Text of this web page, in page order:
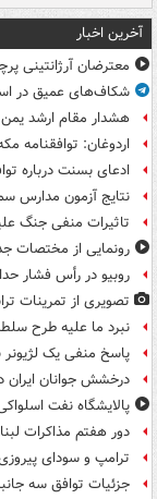
آخرین اخبار
معترضان آرژانتینی
شکاف‌های عمیق در
هشدار مقام ارشد
اردوغان:
ادعای بسنت درباره
نتایج آزمون مدارس
تاثیرات منفی جنگ
رونمایی از مختصات
روبیو در رأس فشار
تصویری از تمرینات
نبرد ما علیه طرح
پاسخ منفی یک
درخشش جوانان
پالایشگاه نفت
دور هفتم مذاکرات
ترامپ و سودای
جزئیات توافق سه